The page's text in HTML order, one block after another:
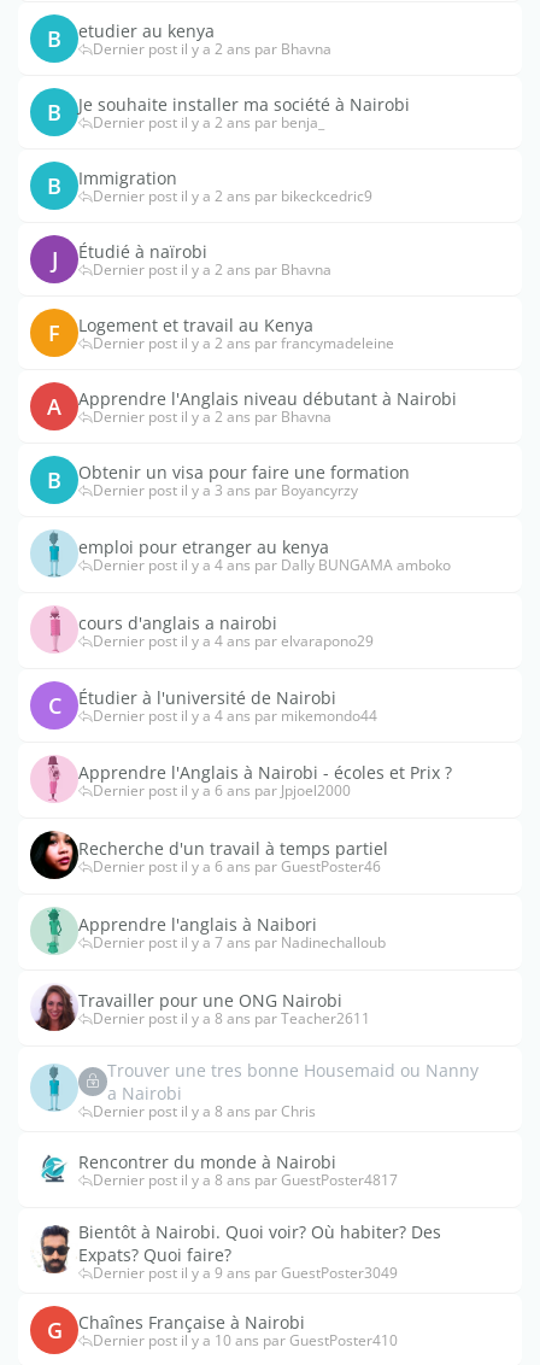
B etudier au kenya
Dernier post il y a 2 ans par Bhavna
B Je souhaite installer ma société à Nairobi
Dernier post il y a 2 ans par benja_
B Immigration
Dernier post il y a 2 ans par bikeckcedric9
J Étudié à naïrobi
Dernier post il y a 2 ans par Bhavna
F Logement et travail au Kenya
Dernier post il y a 2 ans par francymadeleine
A Apprendre l'Anglais niveau débutant à Nairobi
Dernier post il y a 2 ans par Bhavna
B Obtenir un visa pour faire une formation
Dernier post il y a 3 ans par Boyancyrzy
emploi pour etranger au kenya
Dernier post il y a 4 ans par Dally BUNGAMA amboko
cours d'anglais a nairobi
Dernier post il y a 4 ans par elvarapono29
C Étudier à l'université de Nairobi
Dernier post il y a 4 ans par mikemondo44
Apprendre l'Anglais à Nairobi - écoles et Prix ?
Dernier post il y a 6 ans par Jpjoel2000
Recherche d'un travail à temps partiel
Dernier post il y a 6 ans par GuestPoster46
Apprendre l'anglais à Naibori
Dernier post il y a 7 ans par Nadinechalloub
Travailler pour une ONG Nairobi
Dernier post il y a 8 ans par Teacher2611
Trouver une tres bonne Housemaid ou Nanny
a Nairobi
Dernier post il y a 8 ans par Chris
Rencontrer du monde à Nairobi
Dernier post il y a 8 ans par GuestPoster4817
Bientôt à Nairobi. Quoi voir? Où habiter? Des
Expats? Quoi faire?
Dernier post il y a 9 ans par GuestPoster3049
G Chaînes Française à Nairobi
Dernier post il y a 10 ans par GuestPoster410